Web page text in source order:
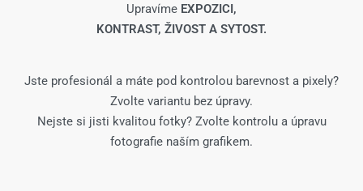
Upravíme EXPOZICI,
KONTRAST, ŽIVOST A SYTOST.
Jste profesionál a máte pod kontrolou barevnost a pixely?
Zvolte variantu bez úpravy.
Nejste si jisti kvalitou fotky? Zvolte kontrolu a úpravu
fotografie naším grafikem.